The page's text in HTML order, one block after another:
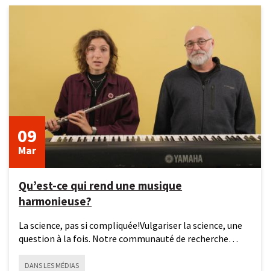
Qu’est-ce qui rend une musique
harmonieuse?
La science, pas si compliquée!Vulgariser la science, une
question à la fois. Notre communauté de recherche
09
Mar
DANS LES MÉDIAS